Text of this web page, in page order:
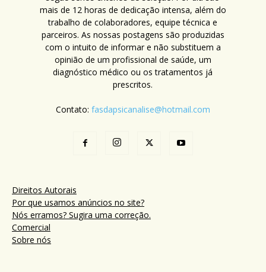
mais de 12 horas de dedicação intensa, além do
trabalho de colaboradores, equipe técnica e
parceiros. As nossas postagens são produzidas
com o intuito de informar e não substituem a
opinião de um profissional de saúde, um
diagnóstico médico ou os tratamentos já
prescritos.
Contato: fasdapsicanalise@hotmail.com
Direitos Autorais
Por que usamos anúncios no site?
Nós erramos? Sugira uma correção.
Comercial
Sobre nós